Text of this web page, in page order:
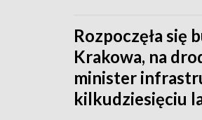
Rozpoczęła
Krakowa, na
minister
kilkudziesięciu